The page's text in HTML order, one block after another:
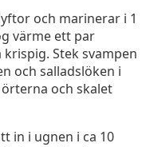
och marinerar i 1
värme ett par
Stek svampen
och salladslöken i
och skalet
in i ugnen i ca 10